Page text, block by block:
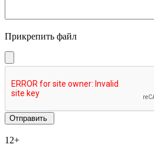
Прикрепить файл
12+